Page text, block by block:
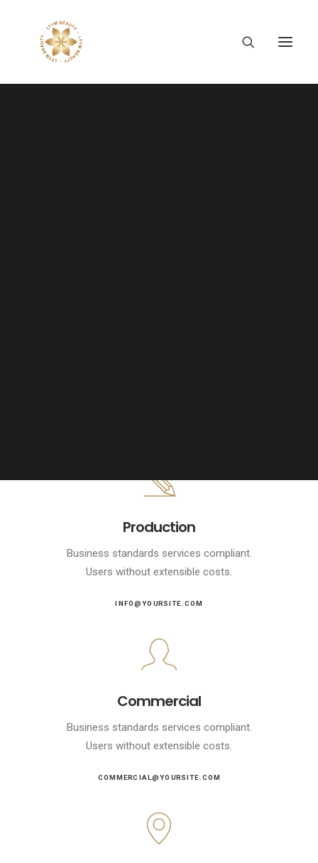
Production
Business standards services compliant.
Users without extensible costs.
INFO@YOURSITE.COM
Commercial
Business standards services compliant.
Users without extensible costs.
COMMERCIAL@YOURSITE.COM